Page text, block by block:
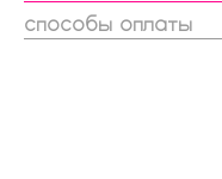
способы оплаты